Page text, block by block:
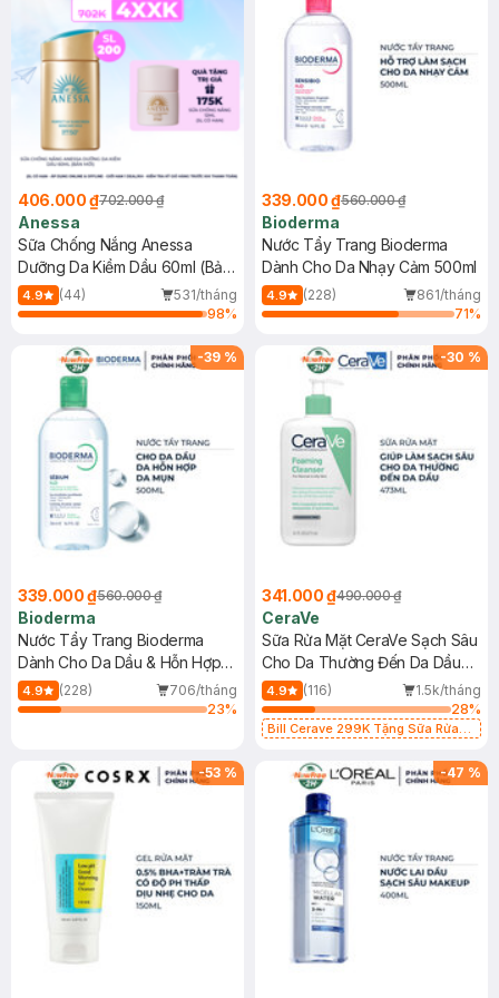
406.000 ₫702.000 ₫
Anessa
Sữa Chống Nắng Anessa
Dưỡng Da Kiềm Dầu 60ml (Bản
Mới)
4.9 (44)
531/tháng
98%
339.000 ₫560.000 ₫
Bioderma
Nước Tẩy Trang Bioderma
Dành Cho Da Nhạy Cảm 500ml
4.9 (228)
861/tháng
71%
-39 %
339.000 ₫560.000 ₫
Bioderma
Nước Tẩy Trang Bioderma
Dành Cho Da Dầu & Hỗn Hợp
500ml
4.9 (228)
706/tháng
23%
-30 %
341.000 ₫490.000 ₫
CeraVe
Sữa Rửa Mặt CeraVe Sạch Sâu
Cho Da Thường Đến Da Dầu
473ml
4.9 (116)
1.5k/tháng
28%
Bill Cerave 299K Tặng Sữa Rửa
-53 % -47 %